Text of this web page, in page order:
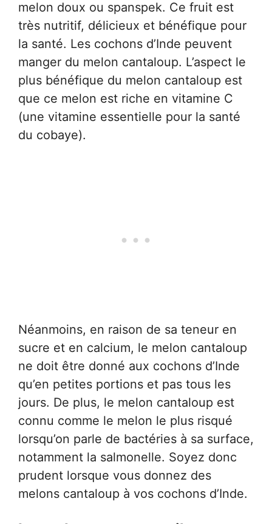
melon doux ou spanspek. Ce fruit est
très nutritif, délicieux et bénéfique pour
la santé. Les cochons d’Inde peuvent
manger du melon cantaloup. L’aspect le
plus bénéfique du melon cantaloup est
que ce melon est riche en vitamine C
(une vitamine essentielle pour la santé
du cobaye).
Néanmoins, en raison de sa teneur en
sucre et en calcium, le melon cantaloup
ne doit être donné aux cochons d’Inde
qu’en petites portions et pas tous les
jours. De plus, le melon cantaloup est
connu comme le melon le plus risqué
lorsqu’on parle de bactéries à sa surface,
notamment la salmonelle. Soyez donc
prudent lorsque vous donnez des
melons cantaloup à vos cochons d’Inde.